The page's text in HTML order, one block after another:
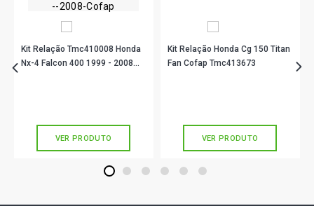
Kit Relação Tmc410008 Honda
Nx-4 Falcon 400 1999 - 2008
VER PRODUTO
Kit Relação Honda Cg 150 Titan
Fan Cofap Tmc413673
VER PRODUTO
1 2 3 4 5 6